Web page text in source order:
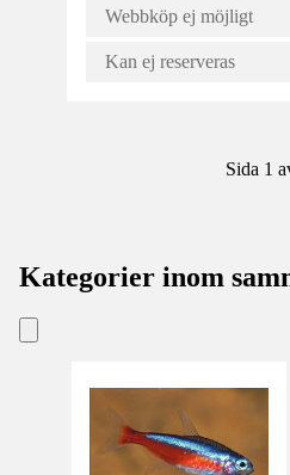
Webbköp ej möjligt
Kan ej reserveras
Sida 1
Kategorier inom